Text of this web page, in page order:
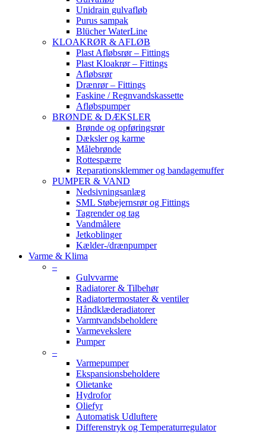
Unidrain gulvafløb
Purus sampak
Blücher WaterLine
KLOAKRØR & AFLØB
Plast Afløbsrør – Fittings
Plast Kloakrør – Fittings
Afløbsrør
Drænrør – Fittings
Faskine / Regnvandskassette
Afløbspumper
BRØNDE & DÆKSLER
Brønde og opføringsrør
Dæksler og karme
Målebrønde
Rottespærre
Reparationsklemmer og bandagemuffer
PUMPER & VAND
Nedsivningsanlæg
SML Støbejernsrør og Fittings
Tagrender og tag
Vandmålere
Jetkoblinger
Kælder-/drænpumper
Varme & Klima
–
Gulvvarme
Radiatorer & Tilbehør
Radiatortermostater & ventiler
Håndklæderadiatorer
Varmtvandsbeholdere
Varmevekslere
Pumper
–
Varmepumper
Ekspansionsbeholdere
Olietanke
Hydrofor
Oliefyr
Automatisk Udluftere
Differenstryk og Temperaturregulator